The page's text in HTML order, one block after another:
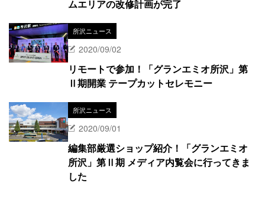
ムエリアの改修計画が完了
所沢ニュース
2020/09/02
リモートで参加！「グランエミオ所沢」第
Ⅱ期開業 テープカットセレモニー
所沢ニュース
2020/09/01
編集部厳選ショップ紹介！「グランエミオ
所沢」第Ⅱ期 メディア内覧会に行ってきま
した